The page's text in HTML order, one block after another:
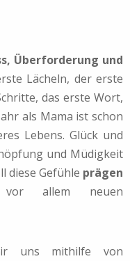
Überforderung und
Lächeln, der erste
das erste Wort,
als Mama ist schon
Lebens. Glück und
und Müdigkeit
diese Gefühle prägen
allem neuen
uns mithilfe von